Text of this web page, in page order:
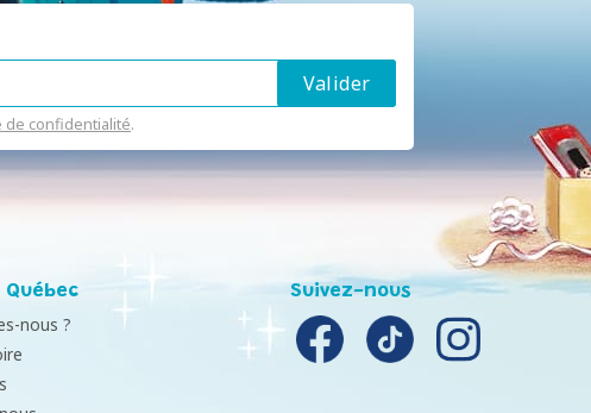
de confidentialité.
Québec
nous ?
Suivez-nous